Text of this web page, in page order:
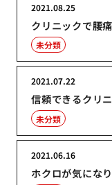
クリニックで腰
2021.08.25
未分類
信頼できるクリ
2021.07.22
未分類
ホクロが気にな
2021.06.16